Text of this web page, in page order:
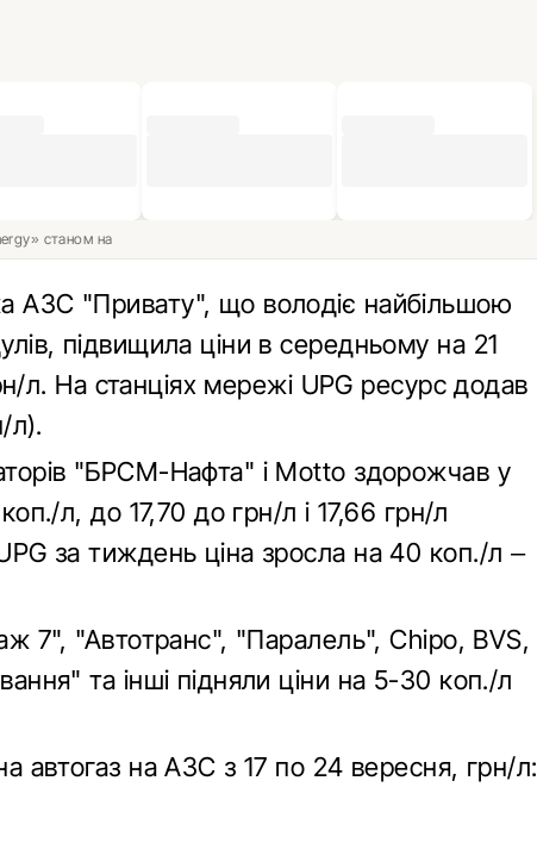
станом на
АЗС "Привату", що володіє найбільшою
підвищила ціни в середньому на 21
л. На станціях мережі UPG ресурс додав
л).
"БРСМ-Нафта" і Motto здорожчав у
л, до 17,70 до грн/л і 17,66 грн/л
за тиждень ціна зросла на 40 коп./л –
7", "Автотранс", "Паралель", Chipo, BVS,
та інші підняли ціни на 5-30 коп./л
автогаз на АЗС з 17 по 24 вересня, грн/л: